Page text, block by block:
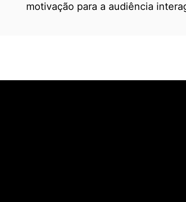
motivação para a audiência